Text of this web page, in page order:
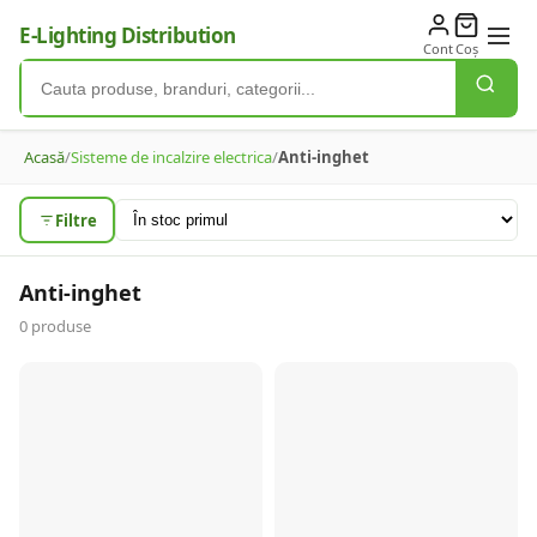
E-Lighting Distribution ContCoș
Acasă/Sisteme de incalzire electrica/Anti-inghet
Filtre
Anti-inghet
0 produse